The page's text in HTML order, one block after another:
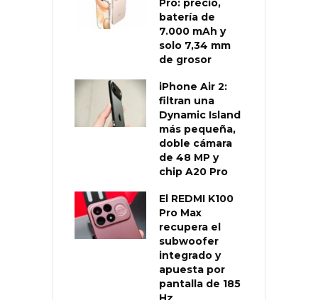
Pro: precio,
batería de
7.000 mAh y
solo 7,34 mm
de grosor
iPhone Air 2:
filtran una
Dynamic Island
más pequeña,
doble cámara
de 48 MP y
chip A20 Pro
El REDMI K100
Pro Max
recupera el
subwoofer
integrado y
apuesta por
pantalla de 185